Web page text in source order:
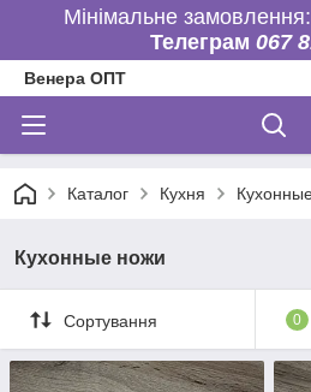
Мінімальне
Телеграм 067
Венера ОПТ
Каталог Кухня
Кухонные ножи
Сортування 0